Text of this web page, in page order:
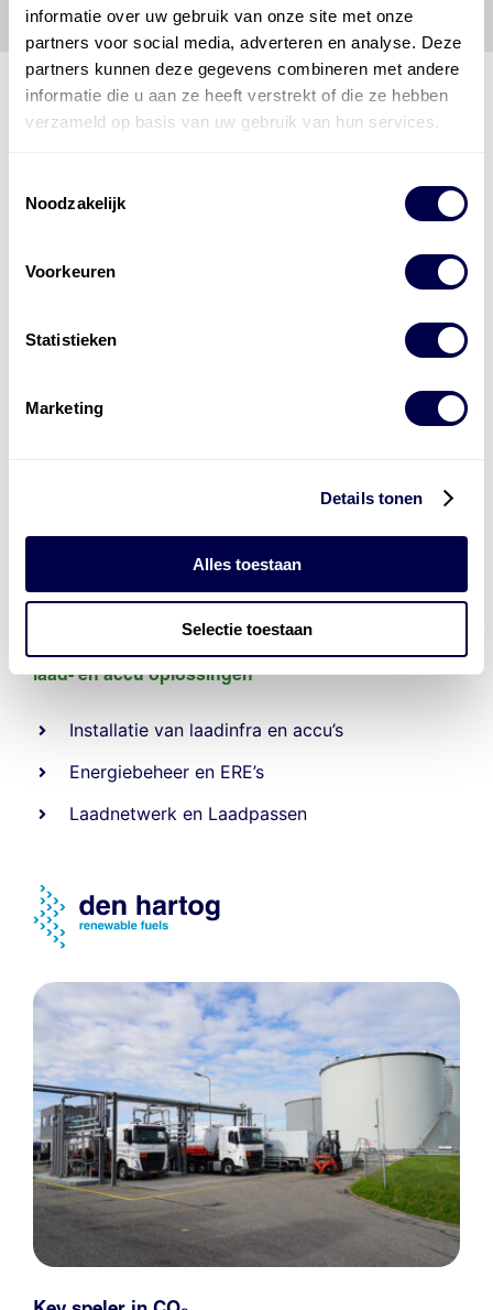
informatie over uw gebruik van onze site met onze
partners voor social media, adverteren en analyse. Deze
partners kunnen deze gegevens combineren met andere
informatie die u aan ze heeft verstrekt of die ze hebben
verzameld op basis van uw gebruik van hun services.
Noodzakelijk
Voorkeuren
Statistieken
Marketing
Details tonen
Alles toestaan
Selectie toestaan
Levert complete
laad- en accu oplossingen
Installatie van laadinfra en accu’s
Energiebeheer en ERE’s
Laadnetwerk en Laadpassen